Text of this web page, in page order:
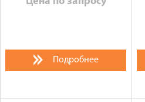
Подробнее